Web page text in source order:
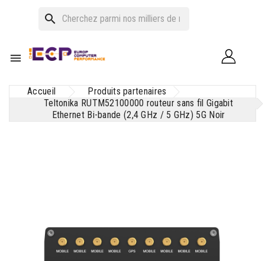
search

Accueil
Produits partenaires
Teltonika RUTM52100000 routeur sans fil Gigabit
Ethernet Bi-bande (2,4 GHz / 5 GHz) 5G Noir